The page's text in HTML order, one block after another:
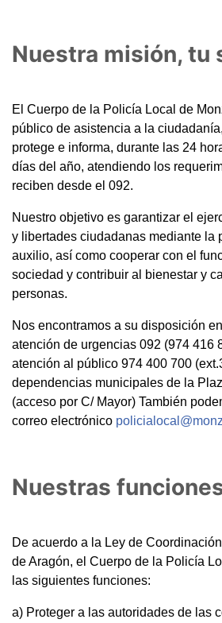
Nuestra misión, tu
El Cuerpo de la Policía Local de
público de asistencia a la
protege e informa, durante las 24
días del año, atendiendo los
reciben desde el 092.
Nuestro objetivo es garantizar el
y libertades ciudadanas mediante la
auxilio, así como cooperar con el
sociedad y contribuir al bienestar y
personas.
Nos encontramos a su disposición
atención de urgencias 092 (974 416
atención al público 974 400 700
dependencias municipales de la
(acceso por C/ Mayor) También
correo electrónico
Nuestras
De acuerdo a la Ley de
de Aragón, el Cuerpo de la Policía
las siguientes funciones:
a) Proteger a las autoridades de las